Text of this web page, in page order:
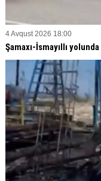
4 Avqust 2026 18:00
Şamaxı-İsmayıllı yolunda